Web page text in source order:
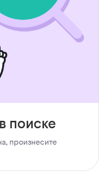
поиске
произнесите